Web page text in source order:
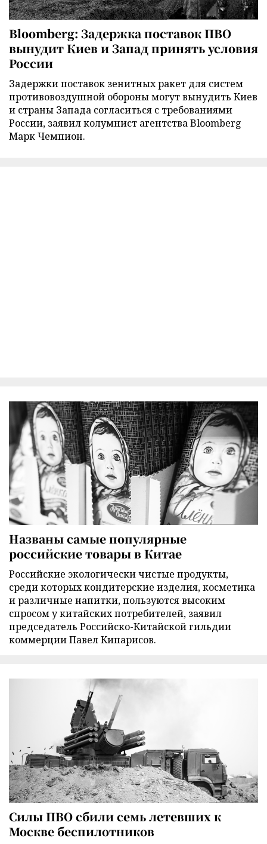
Bloomberg: Задержка поставок ПВО
вынудит Киев и Запад принять условия
России
Задержки поставок зенитных ракет для систем
противовоздушной обороны могут вынудить Киев
и страны Запада согласиться с требованиями
России, заявил колумнист агентства Bloomberg
Марк Чемпион.
Названы самые популярные
российские товары в Китае
Российские экологически чистые продукты,
среди которых кондитерские изделия, косметика
и различные напитки, пользуются высоким
спросом у китайских потребителей, заявил
председатель Российско-Китайской гильдии
коммерции Павел Кипарисов.
Силы ПВО сбили семь летевших к
Москве беспилотников